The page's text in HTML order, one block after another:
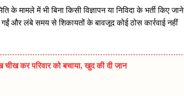
मामले में भी बिना किसी विज्ञापन या निविदा के भर्ती किए जाने
गईं और लंबे समय से शिकायतों के बावजूद कोई ठोस कार्रवाई नहीं
चीख कर परिवार को बचाया, खुद की दी जान